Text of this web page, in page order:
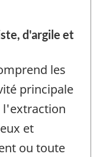
d'argile et
les
principale
l'extraction
et
ou toute